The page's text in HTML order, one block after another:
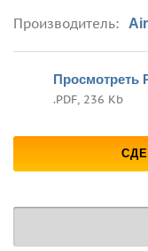
Производитель:
Просмотреть
.PDF, 236 Kb